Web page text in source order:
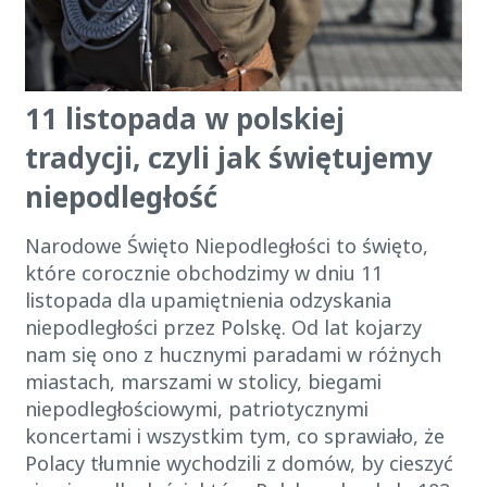
11 listopada w polskiej
tradycji, czyli jak świętujemy
niepodległość
Narodowe Święto Niepodległości to święto,
które corocznie obchodzimy w dniu 11
listopada dla upamiętnienia odzyskania
niepodległości przez Polskę. Od lat kojarzy
nam się ono z hucznymi paradami w różnych
miastach, marszami w stolicy, biegami
niepodległościowymi, patriotycznymi
koncertami i wszystkim tym, co sprawiało, że
Polacy tłumnie wychodzili z domów, by cieszyć